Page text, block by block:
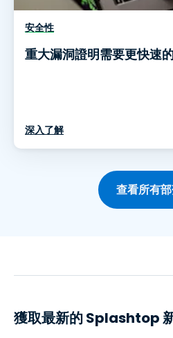
安全性
重大漏洞證明需要更快速
深入了解
查看所有
獲取最新的 Splashtop